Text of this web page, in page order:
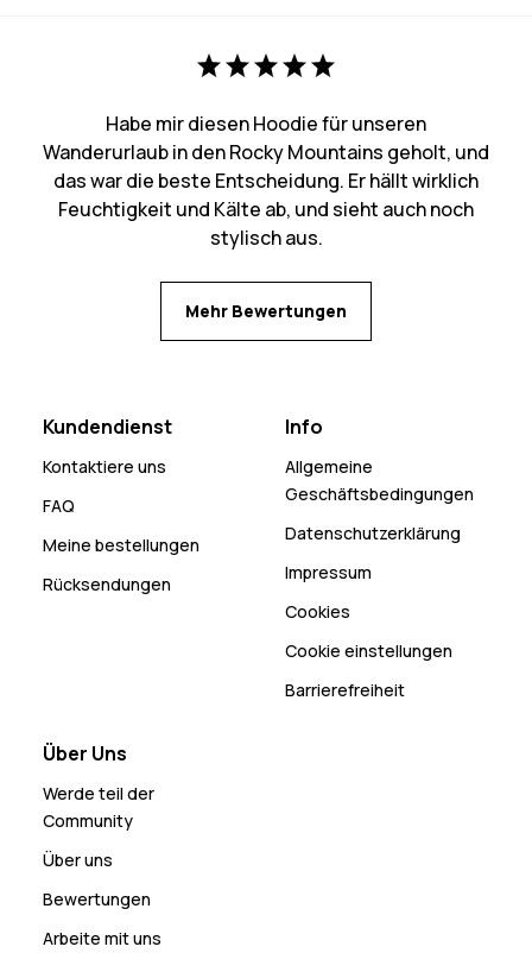
Habe mir diesen Hoodie für unseren
Wanderurlaub in den Rocky Mountains geholt, und
das war die beste Entscheidung. Er hällt wirklich
Feuchtigkeit und Kälte ab, und sieht auch noch
stylisch aus.
Mehr Bewertungen
Kundendienst
Kontaktiere uns
FAQ
Meine bestellungen
Rücksendungen
Info
Allgemeine
Geschäftsbedingungen
Datenschutzerklärung
Impressum
Cookies
Cookie einstellungen
Barrierefreiheit
Über Uns
Werde teil der
Community
Über uns
Bewertungen
Arbeite mit uns